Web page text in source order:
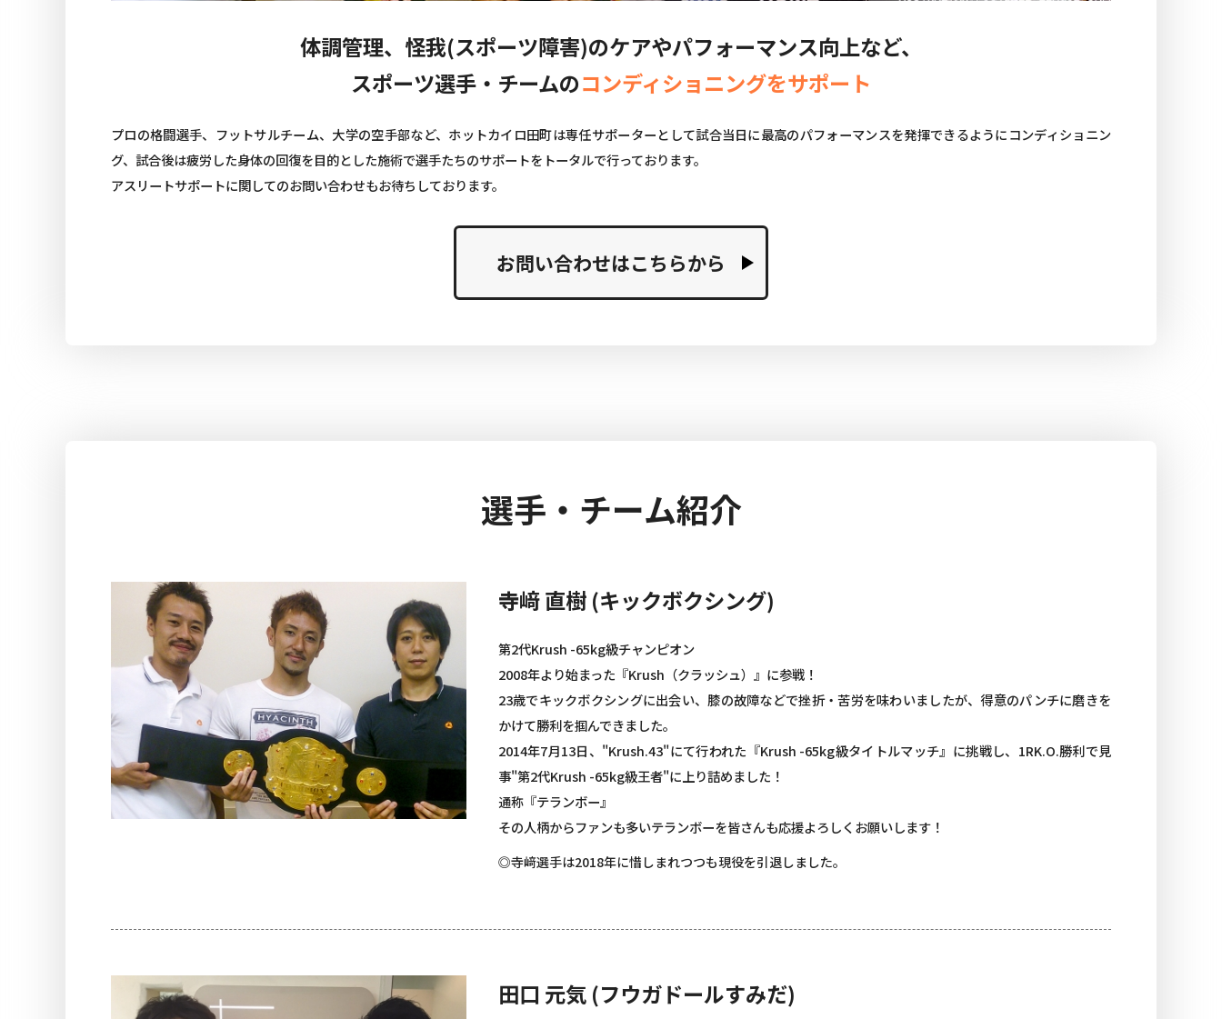
体調管理、怪我(スポーツ障害)のケアやパフォーマンス向上など、
スポーツ選手・チームのコンディショニングをサポート
プロの格闘選手、フットサルチーム、大学の空手部など、ホットカイロ田町は専任サポーターとして試合当日に最高のパフォーマンスを発揮できるようにコンディショニン
グ、試合後は疲労した身体の回復を目的とした施術で選手たちのサポートをトータルで行っております。
アスリートサポートに関してのお問い合わせもお待ちしております。
お問い合わせはこちらから
選手・チーム紹介
寺﨑 直樹 (キックボクシング)
第2代Krush -65kg級チャンピオン
2008年より始まった『Krush（クラッシュ）』に参戦！
23歳でキックボクシングに出会い、膝の故障などで挫折・苦労を味わいましたが、得意のパンチに磨きを
かけて勝利を掴んできました。
2014年7月13日、"Krush.43"にて行われた『Krush -65kg級タイトルマッチ』に挑戦し、1RK.O.勝利で見
事"第2代Krush -65kg級王者"に上り詰めました！
通称『テランボー』
その人柄からファンも多いテランボーを皆さんも応援よろしくお願いします！
◎寺﨑選手は2018年に惜しまれつつも現役を引退しました。
田口 元気 (フウガドールすみだ)